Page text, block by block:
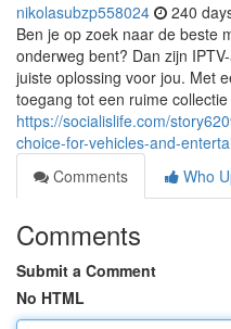
nikolasubzp558024 240
Ben je op zoek naar de beste
onderweg bent? Dan zijn
juiste oplossing voor jou. Met
toegang tot een ruime collectie
https://socialislife.com/
choice-for-vehicles-and-
Comments
Who
Comments
Submit a Comment
No HTML